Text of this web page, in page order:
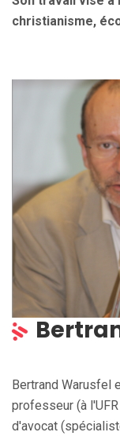
christianisme,
Bertrand Warusfel
professeur (à
d'avocat